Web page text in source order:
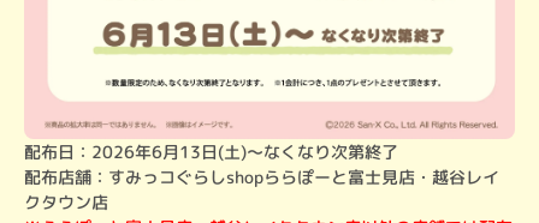
配布日：2026年6月13日(土)～なくなり次第終了
配布店舗：すみっコぐらしshopららぽーと富士見店・越谷レイ
クタウン店